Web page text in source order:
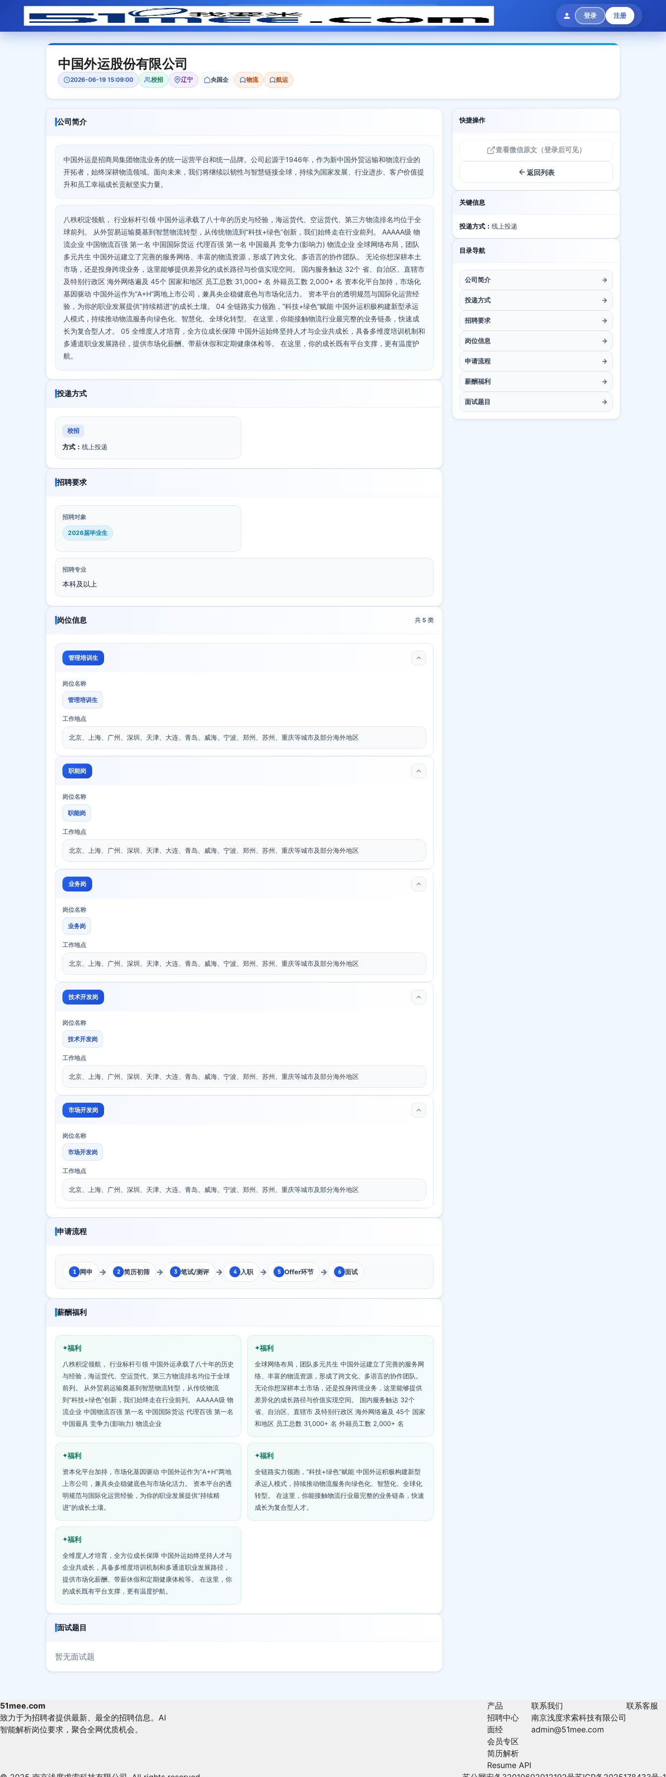
登录 注册
模拟面试 题目大全 招聘中心 会员专区
中国外运股份有限公司
2026-06-19 15:09:00 校招 辽宁 央国企 物流 航运
公司简介
中国外运是招商局集团物流业务的统一运营平台和统一品牌。公司起源于1946年，作为新中国外贸运输和物流行业的
开拓者，始终深耕物流领域。面向未来，我们将继续以韧性与智慧链接全球，持续为国家发展、行业进步、客户价值提
升和员工幸福成长贡献坚实力量。
八秩积淀领航， 行业标杆引领 中国外运承载了八十年的历史与经验，海运货代、空运货代、第三方物流排名均位于全
球前列。 从外贸易运输奠基到智慧物流转型，从传统物流到“科技+绿色”创新，我们始终走在行业前列。 AAAAA级 物
流企业 中国物流百强 第一名 中国国际货运 代理百强 第一名 中国最具 竞争力(影响力) 物流企业 全球网络布局，团队
多元共生 中国外运建立了完善的服务网络、丰富的物流资源，形成了跨文化、多语言的协作团队。 无论你想深耕本土
市场，还是投身跨境业务，这里能够提供差异化的成长路径与价值实现空间。 国内服务触达 32个 省、自治区、直辖市
及特别行政区 海外网络遍及 45个 国家和地区 员工总数 31,000+ 名 外籍员工数 2,000+ 名 资本化平台加持，市场化
基因驱动 中国外运作为“A+H”两地上市公司，兼具央企稳健底色与市场化活力。 资本平台的透明规范与国际化运营经
验，为你的职业发展提供“持续精进”的成长土壤。 04 全链路实力领跑，“科技+绿色”赋能 中国外运积极构建新型承运
人模式，持续推动物流服务向绿色化、智慧化、全球化转型。 在这里，你能接触物流行业最完整的业务链条，快速成
长为复合型人才。 05 全维度人才培育，全方位成长保障 中国外运始终坚持人才与企业共成长，具备多维度培训机制和
多通道职业发展路径，提供市场化薪酬、带薪休假和定期健康体检等。 在这里，你的成长既有平台支撑，更有温度护
航。
投递方式
校招
方式： 线上投递
招聘要求
招聘对象
2026届毕业生
招聘专业
本科及以上
岗位信息 共 5 类
管理培训生
岗位名称
管理培训生
工作地点
北京、上海、广州、深圳、天津、大连、青岛、威海、宁波、郑州、苏州、重庆等城市及部分海外地区
职能岗
岗位名称
职能岗
工作地点
北京、上海、广州、深圳、天津、大连、青岛、威海、宁波、郑州、苏州、重庆等城市及部分海外地区
业务岗
岗位名称
业务岗
工作地点
北京、上海、广州、深圳、天津、大连、青岛、威海、宁波、郑州、苏州、重庆等城市及部分海外地区
技术开发岗
岗位名称
技术开发岗
工作地点
北京、上海、广州、深圳、天津、大连、青岛、威海、宁波、郑州、苏州、重庆等城市及部分海外地区
市场开发岗
岗位名称
市场开发岗
工作地点
北京、上海、广州、深圳、天津、大连、青岛、威海、宁波、郑州、苏州、重庆等城市及部分海外地区
申请流程
1 网申 → 2 简历初筛 → 3 笔试/测评 → 4 入职 → 5 Offer环节 → 6 面试
薪酬福利
福利
八秩积淀领航， 行业标杆引领 中国外运承载了八十年的历史
与经验，海运货代、空运货代、第三方物流排名均位于全球
前列。 从外贸易运输奠基到智慧物流转型，从传统物流
到“科技+绿色”创新，我们始终走在行业前列。 AAAAA级 物
流企业 中国物流百强 第一名 中国国际货运 代理百强 第一名
中国最具 竞争力(影响力) 物流企业
福利
全球网络布局，团队多元共生 中国外运建立了完善的服务网
络、丰富的物流资源，形成了跨文化、多语言的协作团队。
无论你想深耕本土市场，还是投身跨境业务，这里能够提供
差异化的成长路径与价值实现空间。 国内服务触达 32个
省、自治区、直辖市 及特别行政区 海外网络遍及 45个 国家
和地区 员工总数 31,000+ 名 外籍员工数 2,000+ 名
福利
资本化平台加持，市场化基因驱动 中国外运作为“A+H”两地
上市公司，兼具央企稳健底色与市场化活力。 资本平台的透
明规范与国际化运营经验，为你的职业发展提供“持续精
进”的成长土壤。
福利
全链路实力领跑，“科技+绿色”赋能 中国外运积极构建新型
承运人模式，持续推动物流服务向绿色化、智慧化、全球化
转型。 在这里，你能接触物流行业最完整的业务链条，快速
成长为复合型人才。
福利
全维度人才培育，全方位成长保障 中国外运始终坚持人才与
企业共成长，具备多维度培训机制和多通道职业发展路径，
提供市场化薪酬、带薪休假和定期健康体检等。 在这里，你
的成长既有平台支撑，更有温度护航。
面试题目
暂无面试题
快捷操作
查看微信原文（登录后可见）
返回列表
关键信息
投递方式： 线上投递
目录导航
公司简介 →
投递方式 →
招聘要求 →
岗位信息 →
申请流程 →
薪酬福利 →
面试题目 →
51mee.com
致力于为招聘者提供最新、最全的招聘信息。AI
智能解析岗位要求，聚合全网优质机会。
产品
招聘中心
面经
会员专区
简历解析
Resume API
联系我们
南京浅度求索科技有限公司
admin@51mee.com
联系客服